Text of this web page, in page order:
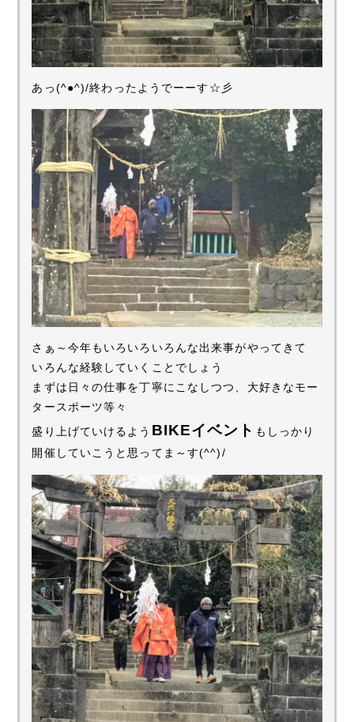
あっ(^●^)/終わったようでーーす☆彡
さぁ～今年もいろいろいろんな出来事がやってきて
いろんな経験していくことでしょう
まずは日々の仕事を丁寧にこなしつつ、大好きなモー
タースポーツ等々
盛り上げていけるよう BIKEイベント もしっかり
開催していこうと思ってま～す(^^)/